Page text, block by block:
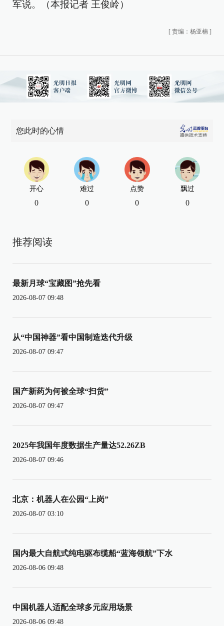
军说。（本报记者 王俊岭）
[ 责编：杨亚楠 ]
您此时的心情
开心
0
难过
0
点赞
0
飘过
0
推荐阅读
最新月球“宝藏图”抢先看
2026-08-07 09:48
从“中国神器”看中国制造迭代升级
2026-08-07 09:47
国产新药为何被全球“扫货”
2026-08-07 09:47
2025年我国年度数据生产量达52.26ZB
2026-08-07 09:46
北京：机器人在公园“上岗”
2026-08-07 03:10
国内最大自航式纯电驱布缆船“蓝海领航”下水
2026-08-06 09:48
中国机器人适配全球多元应用场景
2026-08-06 09:48